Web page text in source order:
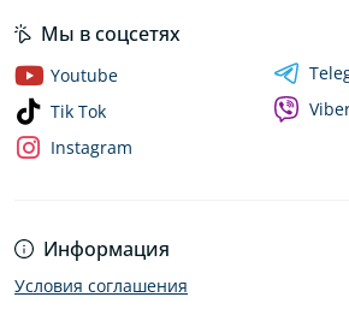
Информация
Условия соглашения
Мы в соцсетях
Youtube
Tik Tok
Instagram